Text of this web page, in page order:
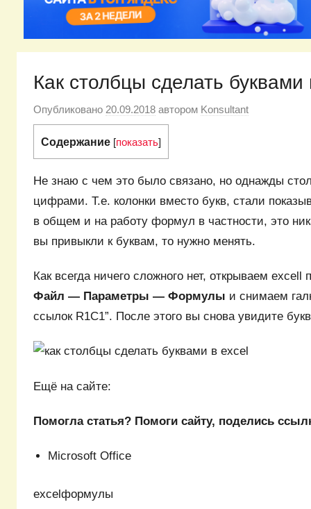
Как столбцы сделать буквами
Опубликовано 20.09.2018 автором Konsultant
Содержание [показать]
Не знаю с чем это было связано, но однажды
цифрами. Т.е. колонки вместо букв, стали
в общем и на работу формул в частности, это
вы привыкли к буквам, то нужно менять.
Как всегда ничего сложного нет, открываем
Файл — Параметры — Формулы и снимаем
ссылок R1C1”. После этого вы снова увидите
Ещё на сайте:
Помогла статья? Помоги сайту, поделись
Microsoft Office
excelформулы